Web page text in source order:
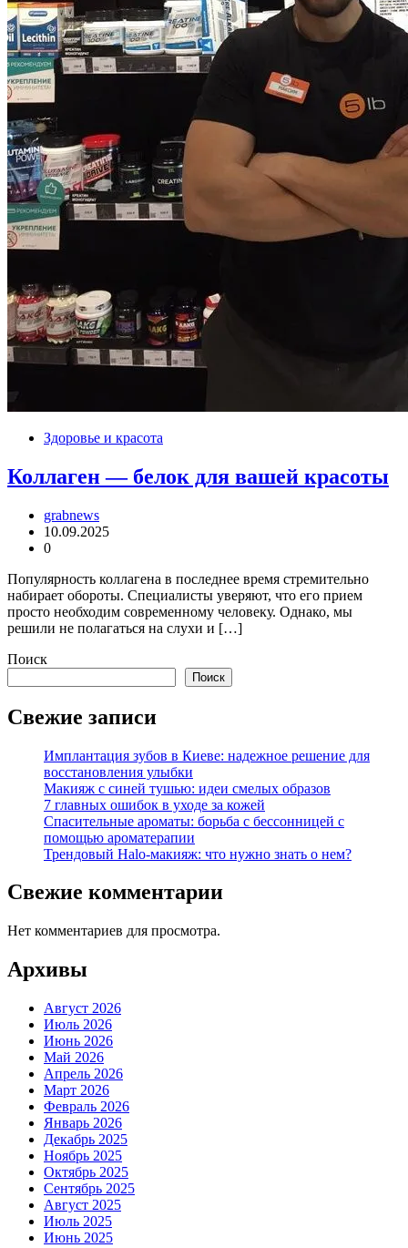
Здоровье и красота
Коллаген — белок для вашей красоты
grabnews
10.09.2025
0
Популярность коллагена в последнее время стремительно
набирает обороты. Специалисты уверяют, что его прием
просто необходим современному человеку. Однако, мы
решили не полагаться на слухи и […]
Поиск
Поиск
Свежие записи
Имплантация зубов в Киеве: надежное решение для
восстановления улыбки
Макияж с синей тушью: идеи смелых образов
7 главных ошибок в уходе за кожей
Спасительные ароматы: борьба с бессонницей с
помощью ароматерапии
Трендовый Halo-макияж: что нужно знать о нем?
Свежие комментарии
Нет комментариев для просмотра.
Архивы
Август 2026
Июль 2026
Июнь 2026
Май 2026
Апрель 2026
Март 2026
Февраль 2026
Январь 2026
Декабрь 2025
Ноябрь 2025
Октябрь 2025
Сентябрь 2025
Август 2025
Июль 2025
Июнь 2025